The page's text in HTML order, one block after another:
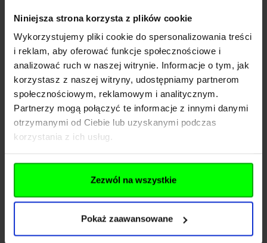
Niniejsza strona korzysta z plików cookie
Wykorzystujemy pliki cookie do spersonalizowania treści
i reklam, aby oferować funkcje społecznościowe i
analizować ruch w naszej witrynie. Informacje o tym, jak
korzystasz z naszej witryny, udostępniamy partnerom
społecznościowym, reklamowym i analitycznym.
Partnerzy mogą połączyć te informacje z innymi danymi
otrzymanymi od Ciebie lub uzyskanymi podczas
korzystania z ich usług.
Zezwól na wszystkie
Pokaż zaawansowane
Dane techniczne
Kod SKU
KOL.563-075
EAN
00810077910948
Producent
KORE
Pliki do pobrania
Więcej z KORE